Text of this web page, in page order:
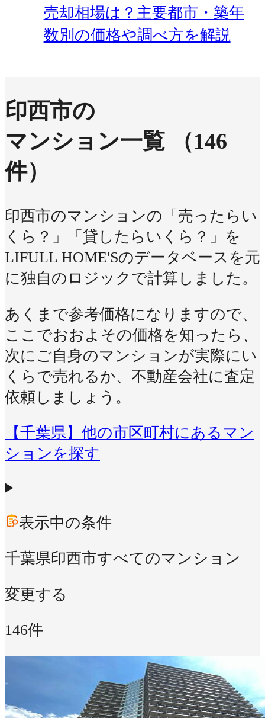
売却相場は？主要都市・築年
数別の価格や調べ方を解説
印西市の
マンション一覧
（146
件）
印西市のマンションの「売ったらい
くら？」「貸したらいくら？」を
LIFULL HOME'Sのデータベースを元
に独自のロジックで計算しました。
あくまで参考価格になりますので、
ここでおおよその価格を知ったら、
次にご自身のマンションが実際にい
くらで売れるか、不動産会社に査定
依頼しましょう。
【千葉県】他の市区町村にあるマン
ションを探す
表示中の条件
千葉県印西市すべてのマンション
変更する
146件